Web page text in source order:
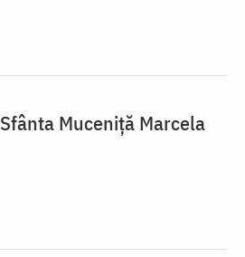
Sfânta Muceniță Marcela